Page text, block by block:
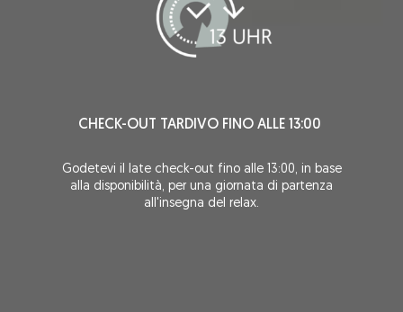
CHECK-OUT TARDIVO FINO ALLE 13:00
Godetevi il late check-out fino alle 13:00, in base
alla disponibilità, per una giornata di partenza
all'insegna del relax.